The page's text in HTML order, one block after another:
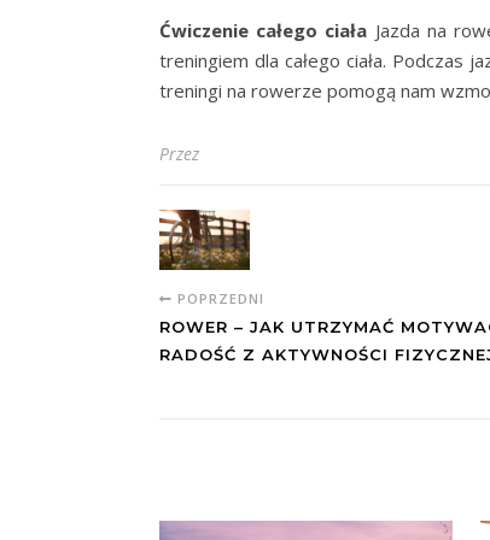
Ćwiczenie całego ciała Jazda na
treningiem dla całego ciała. Podczas
treningi na rowerze pomogą nam
Przez
POPRZEDNI
ROWER – JAK UTRZYMAĆ
RADOŚĆ Z AKTYWNOŚCI